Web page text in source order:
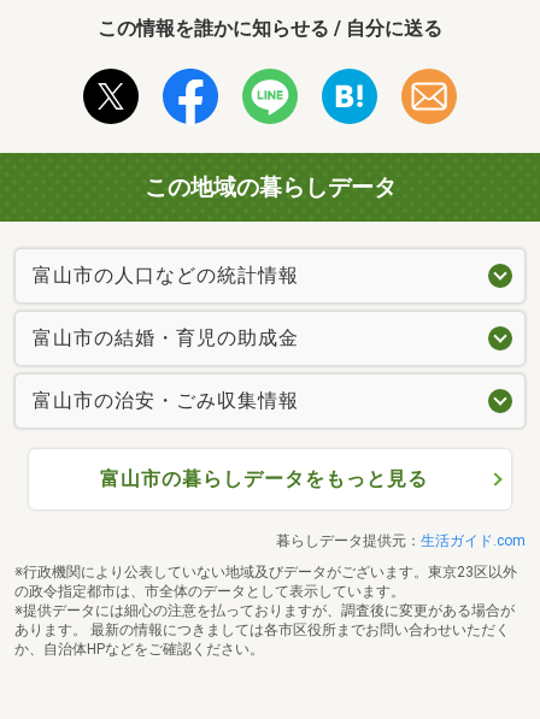
この情報を誰かに知らせる / 自分に送る
この地域の暮らしデータ
富山市の人口などの統計情報
富山市の結婚・育児の助成金
富山市の治安・ごみ収集情報
富山市の暮らしデータをもっと見る
暮らしデータ提供元： 生活ガイド.com
※行政機関により公表していない地域及びデータがございます。東京23区以外
の政令指定都市は、市全体のデータとして表示しています。
※提供データには細心の注意を払っておりますが、調査後に変更がある場合が
あります。 最新の情報につきましては各市区役所までお問い合わせいただく
か、自治体HPなどをご確認ください。